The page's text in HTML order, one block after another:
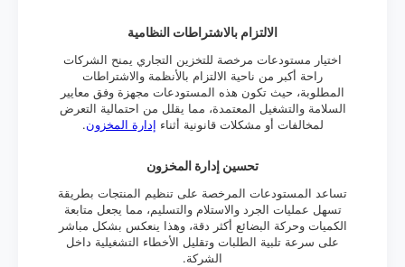
الالتزام بالاشتراطات النظامية
اختيار مستودعات مرخصة للتخزين التجاري يمنح الشركات
راحة أكبر من ناحية الالتزام بالأنظمة والاشتراطات
المطلوبة، حيث تكون هذه المستودعات مجهزة وفق معايير
السلامة والتشغيل المعتمدة، مما يقلل من احتمالية التعرض
لمخالفات أو مشكلات قانونية أثناء إدارة المخزون.
تحسين إدارة المخزون
تساعد المستودعات المرخصة على تنظيم المنتجات بطريقة
تسهل عمليات الجرد والاستلام والتسليم، مما يجعل متابعة
الكميات وحركة البضائع أكثر دقة، وهذا ينعكس بشكل مباشر
على سرعة تلبية الطلبات وتقليل الأخطاء التشغيلية داخل
الشركة.